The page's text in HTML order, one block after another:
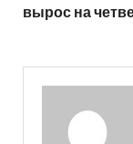
вырос на